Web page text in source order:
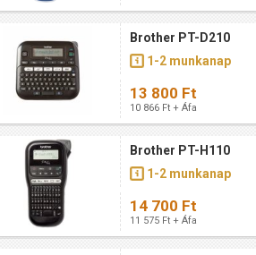
Brother PT-D210
1-2 munkanap
13 800 Ft
10 866 Ft + Áfa
Brother PT-H110
1-2 munkanap
14 700 Ft
11 575 Ft + Áfa